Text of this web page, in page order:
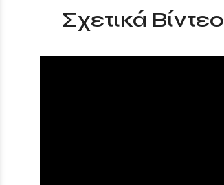
Σχετικά Βίντεο